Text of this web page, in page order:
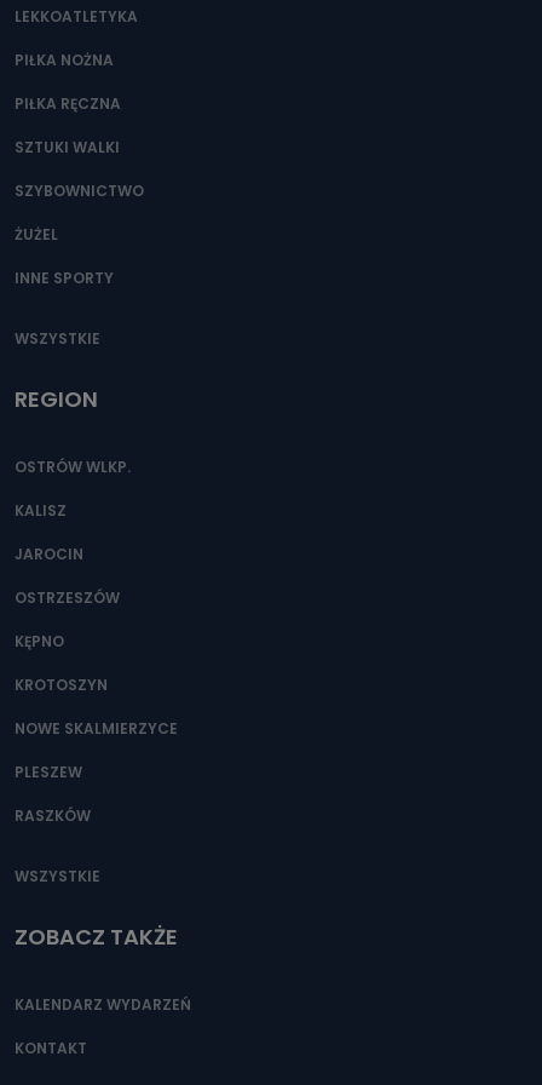
Przetwarzane kategorie Państwa danych osobowych to
zostały przekazane w Państwa imieniu) lub dane osobowe,
które zostały zebrane ze źródeł publicznie dostępnych, w
kontaktowy, adres korespondencyjny. Odbiorcą Pastwa
oraz partnerzy wspomagający administratora w jego
biznesowej działalności.
Jak skontaktować się z inspektorem
danych osobowych?
Można to zrobić pod numerem telefonu 62 735-51-05 lub
e-mailowo pod adresem: poczta@tvproart.pl
LEKKOATLETYKA
PIŁKA NOŻNA
PIŁKA RĘCZNA
SZTUKI WALKI
SZYBOWNICTWO
ŻUŻEL
INNE SPORTY
WSZYSTKIE
REGION
OSTRÓW WLKP.
KALISZ
JAROCIN
OSTRZESZÓW
KĘPNO
KROTOSZYN
NOWE SKALMIERZYCE
PLESZEW
RASZKÓW
WSZYSTKIE
ZOBACZ TAKŻE
KALENDARZ WYDARZEŃ
KONTAKT